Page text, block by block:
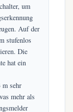
um
Auf der
stufenlos
Die
hat ein
m sehr
mehr als